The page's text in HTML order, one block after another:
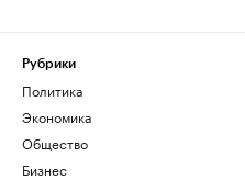
Рубрики
Политика
Экономика
Общество
Бизнес